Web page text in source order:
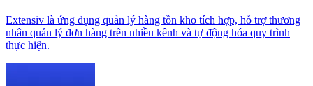
Extensiv là ứng dụng quản lý hàng tồn kho tích hợp, hỗ trợ thương
nhân quản lý đơn hàng trên nhiều kênh và tự động hóa quy trình
thực hiện.